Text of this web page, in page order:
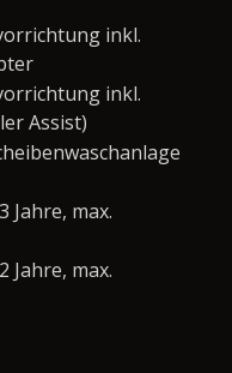
inkl.
inkl.
Assist)
Jahre, max.
Jahre, max.